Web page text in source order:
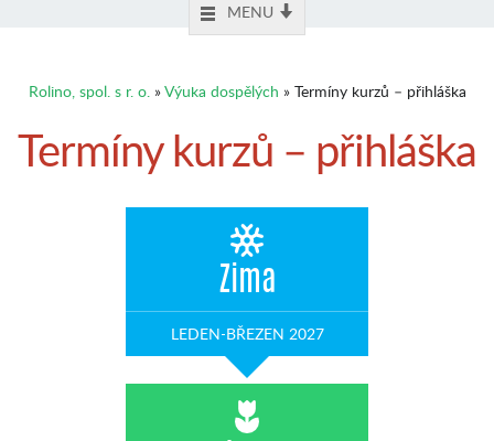
MENU
Rolino, spol. s r. o.»Výuka dospělých » Termíny kurzů – přihláška
Termíny kurzů – přihláška
Zima
LEDEN-BŘEZEN 2027